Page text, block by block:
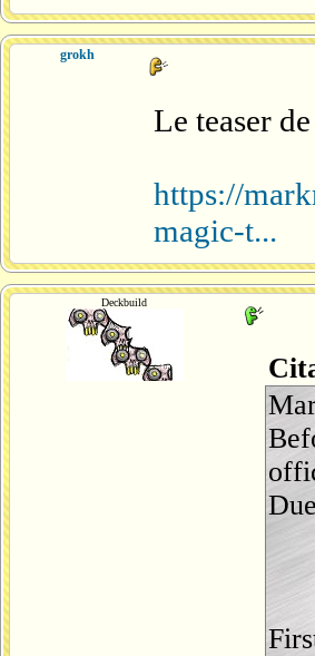
grokh
Le teaser
https://
magic-t...
Deckbuild